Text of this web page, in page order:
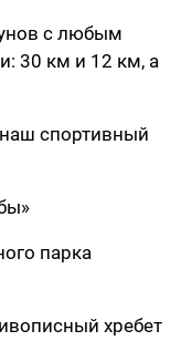
с любым
30 км и 12 км, а
спортивный
парка
хребет